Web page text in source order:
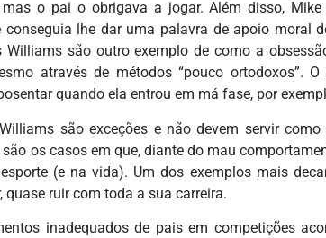
o pai o obrigava a jogar. Além disso,
lhe dar uma palavra de apoio moral
são outro exemplo de como a
através de métodos “pouco ortodoxos”. O
quando ela entrou em má fase, por
são exceções e não devem servir como
os casos em que, diante do mau
(e na vida). Um dos exemplos mais
quase ruir com toda a sua carreira.
inadequados de pais em competições